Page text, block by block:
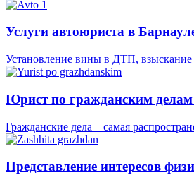
Услуги автоюриста в
Установление вины в ДТП, взыскание
Юрист по гражданским делам
Гражданские дела – самая
Представление интересов